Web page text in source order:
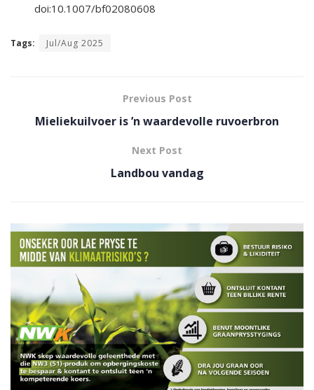
doi:10.1007/bf02080608
Tags: Jul/Aug 2025
Previous Post
Mieliekuilvoer is ’n waardevolle ruvoerbron
Next Post
Landbou vandag